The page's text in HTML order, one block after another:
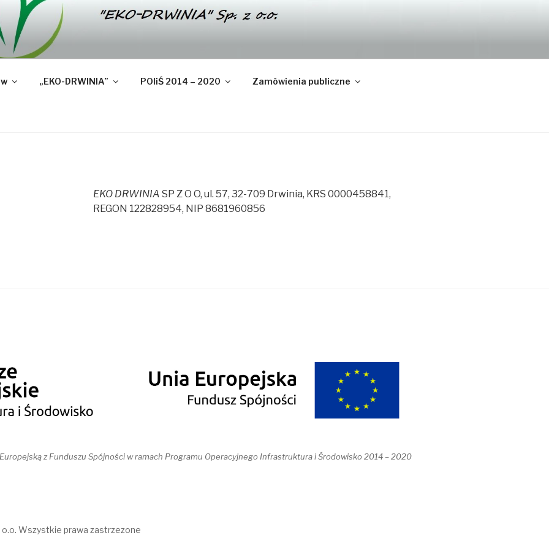
SP. Z O.O.
„EKO-DRWINIA” POIiŚ 2014 – 2020 Zamówienia publiczne
EKO DRWINIA SP Z O O, ul. 57, 32-709 Drwinia, KRS 0000458841,
REGON 122828954, NIP 8681960856
z Funduszu Spójności w ramach Programu Operacyjnego Infrastruktura i Środowisko 2014 – 2020
o.o. Wszystkie prawa zastrzezone